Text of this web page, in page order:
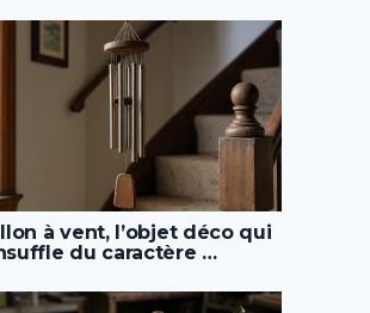
à vent, l’objet déco qui
du caractère …